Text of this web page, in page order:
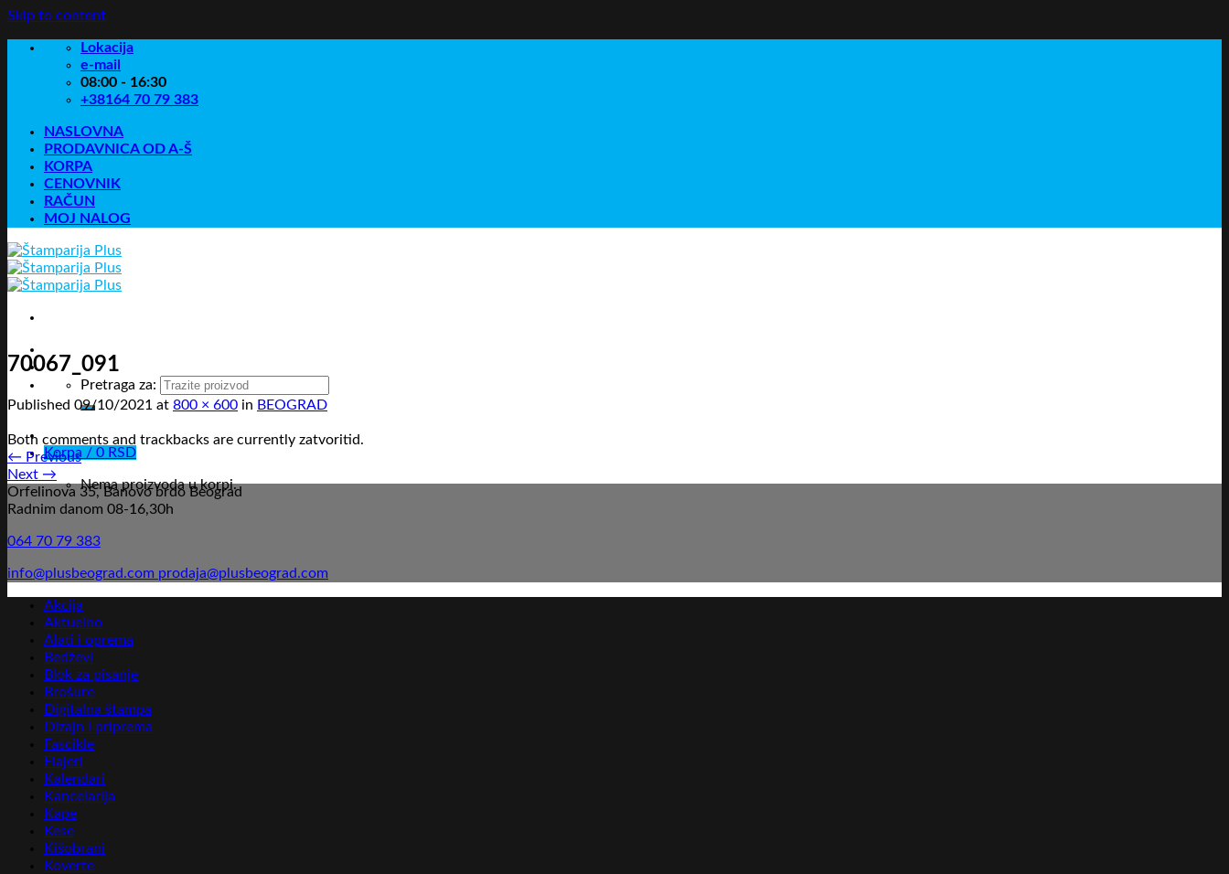
Skip to content
Lokacija
e-mail
08:00 - 16:30
+38164 70 79 383
NASLOVNA
PRODAVNICA OD A-Š
KORPA
CENOVNIK
RAČUN
MOJ NALOG
Pretraga za:
Korpa / 0 RSD
Nema proizvoda u korpi.
70067_091
Published 09/10/2021 at 800 × 600 in BEOGRAD
Both comments and trackbacks are currently zatvoritid.
← Previous
Next →
Orfelinova 35, Banovo brdo Beograd
Radnim danom 08-16,30h
064 70 79 383
info@plusbeograd.com prodaja@plusbeograd.com
Akcija
Aktuelno
Alati i oprema
Bedževi
Blok za pisanje
Brošure
Digitalna štampa
Dizajn i priprema
Fascikle
Flajeri
Kalendari
Kancelarija
Kape
Kese
Kišobrani
Koverte